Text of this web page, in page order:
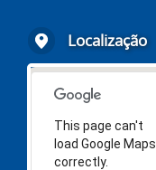
Localização
This page can't
load Google Maps
correctly.